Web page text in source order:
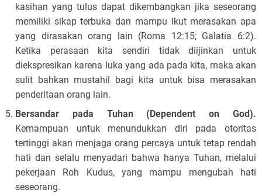
kasihan yang tulus dapat dikembangkan jika seseorang
memiliki sikap terbuka dan mampu ikut merasakan apa
yang dirasakan orang lain (Roma 12:15; Galatia 6:2).
Ketika perasaan kita sendiri tidak diijinkan untuk
diekspresikan karena luka yang ada pada kita, maka akan
sulit bahkan mustahil bagi kita untuk bisa merasakan
penderitaan orang lain.
Bersandar pada Tuhan (Dependent on God).
Kemampuan untuk menundukkan diri pada otoritas
tertinggi akan menjaga orang percaya untuk tetap rendah
hati dan selalu menyadari bahwa hanya Tuhan, melalui
pekerjaan Roh Kudus, yang mampu mengubah hati
seseorang.